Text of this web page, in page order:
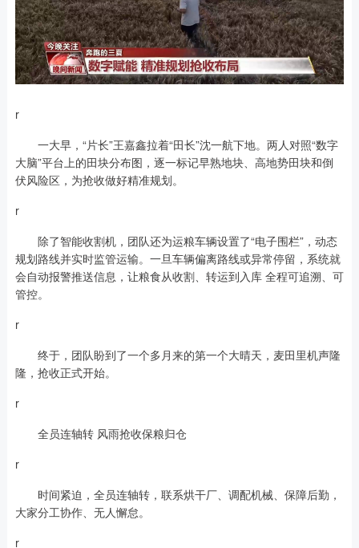
r
一大早，“片长”王嘉鑫拉着“田长”沈一航下地。两人对照“数字
大脑”平台上的田块分布图，逐一标记早熟地块、高地势田块和倒
伏风险区，为抢收做好精准规划。
r
除了智能收割机，团队还为运粮车辆设置了“电子围栏”，动态
规划路线并实时监管运输。一旦车辆偏离路线或异常停留，系统就
会自动报警推送信息，让粮食从收割、转运到入库 全程可追溯、可
管控。
r
终于，团队盼到了一个多月来的第一个大晴天，麦田里机声隆
隆，抢收正式开始。
r
全员连轴转 风雨抢收保粮归仓
r
时间紧迫，全员连轴转，联系烘干厂、调配机械、保障后勤，
大家分工协作、无人懈怠。
r